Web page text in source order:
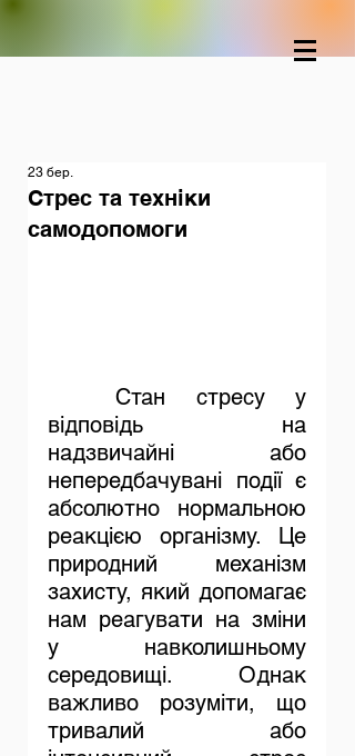
Стрес та техніки
самодопомоги
23 бер.
	Стан стресу у
відповідь на
надзвичайні або
непередбачувані події є
абсолютно нормальною
реакцією організму. Це
природний механізм
захисту, який допомагає
нам реагувати на зміни
у навколишньому
середовищі. Однак
важливо розуміти, що
тривалий або